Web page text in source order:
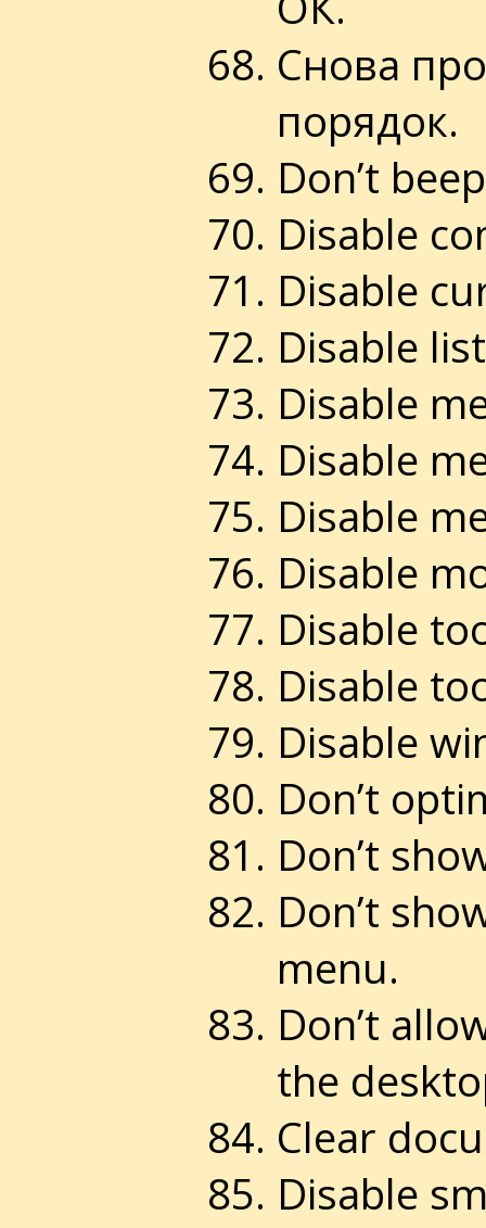
Снова
порядок.
Don’t
Disable
Disable
Disable
Disable
Disable
Disable
Disable
Disable
Disable
Disable
Don’t
Don’t
Don’t
menu.
Don’t
the
Clear
Disable